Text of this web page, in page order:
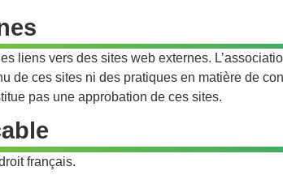
liens vers des sites web externes.
de ces sites ni des pratiques en matière de
pas une approbation de ces sites.
français.